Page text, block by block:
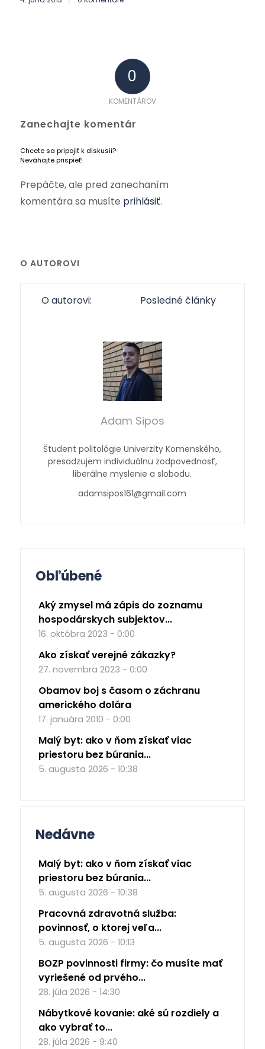
0
KOMENTÁROV
Zanechajte komentár
Chcete sa pripojiť k diskusii?
Neváhajte prispieť!
Prepáčte, ale pred zanechaním
komentára sa musíte prihlásiť.
O AUTOROVI
O autorovi: Posledné články
Adam Sipos
Študent politológie Univerzity Komenského,
presadzujem individuálnu zodpovednosť,
liberálne myslenie a slobodu.
adamsipos161@gmail.com
Obľúbené
Aký zmysel má zápis do zoznamu
hospodárskych subjektov...
16. októbra 2023 - 0:00
Ako získať verejné zákazky?
27. novembra 2023 - 0:00
Obamov boj s časom o záchranu
amerického dolára
17. januára 2010 - 0:00
Malý byt: ako v ňom získať viac
priestoru bez búrania...
5. augusta 2026 - 10:38
Nedávne
Malý byt: ako v ňom získať viac
priestoru bez búrania...
5. augusta 2026 - 10:38
Pracovná zdravotná služba:
povinnosť, o ktorej veľa...
5. augusta 2026 - 10:13
BOZP povinnosti firmy: čo musíte mať
vyriešené od prvého...
28. júla 2026 - 14:30
Nábytkové kovanie: aké sú rozdiely a
ako vybrať to...
28. júla 2026 - 9:40